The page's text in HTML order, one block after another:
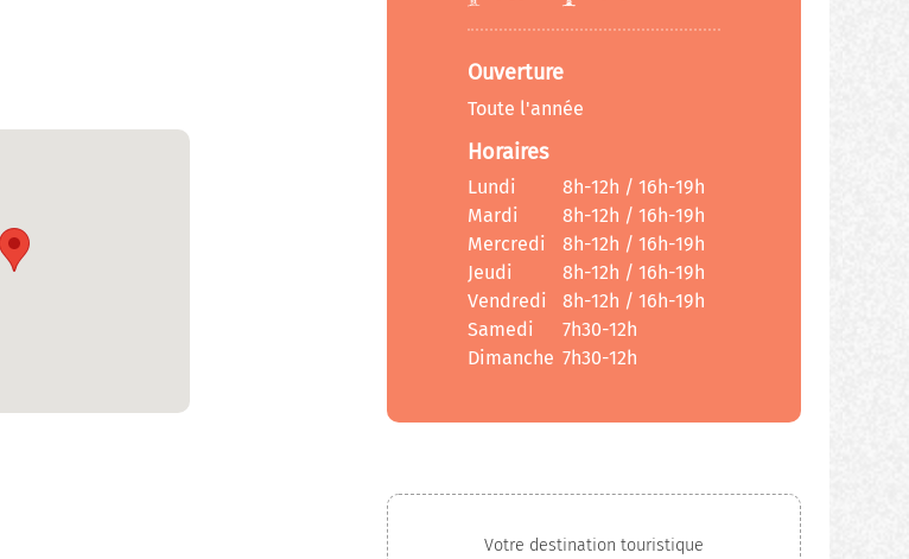
Ouverture
Toute l'année
Horaires
Lundi
8h-12h / 16h-19h
Mardi
8h-12h / 16h-19h
Mercredi
8h-12h / 16h-19h
Jeudi
8h-12h / 16h-19h
Vendredi
8h-12h / 16h-19h
Samedi
7h30-12h
Dimanche 7h30-12h
Votre destination touristique